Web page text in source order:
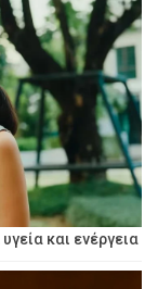
και ενέργεια